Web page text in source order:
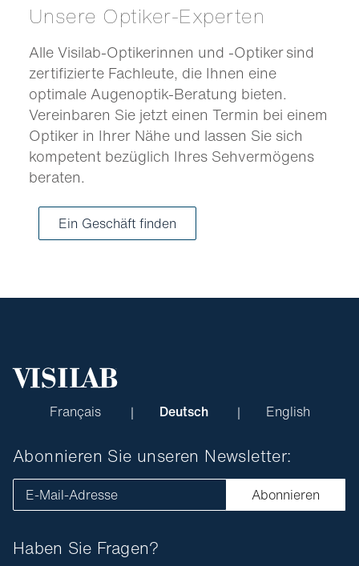
Unsere Optiker-Experten
Alle Visilab-Optikerinnen und -Optiker sind
zertifizierte Fachleute, die Ihnen eine
optimale Augenoptik-Beratung bieten.
Vereinbaren Sie jetzt einen Termin bei einem
Optiker in Ihrer Nähe und lassen Sie sich
kompetent bezüglich Ihres Sehvermögens
beraten.
Ein Geschäft finden
Français Deutsch English
Haben Sie Fragen?
Abonnieren Sie unseren Newsletter:
E-Mail-Adresse Abonnieren